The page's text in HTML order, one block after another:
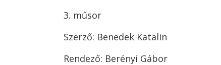
3. műsor
Szerző: Benedek Katalin
Rendező: Berényi Gábor